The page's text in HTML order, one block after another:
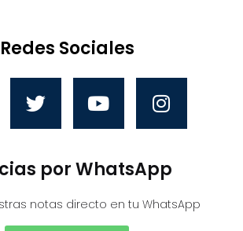
Redes Sociales
por WhatsApp
notas directo en tu WhatsApp